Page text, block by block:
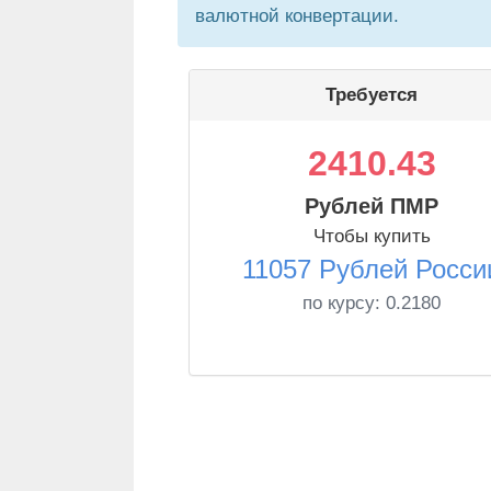
валютной конвертации.
Требуется
2410.43
Рублей ПМР
Чтобы купить
11057 Рублей
по курсу: 0.2180